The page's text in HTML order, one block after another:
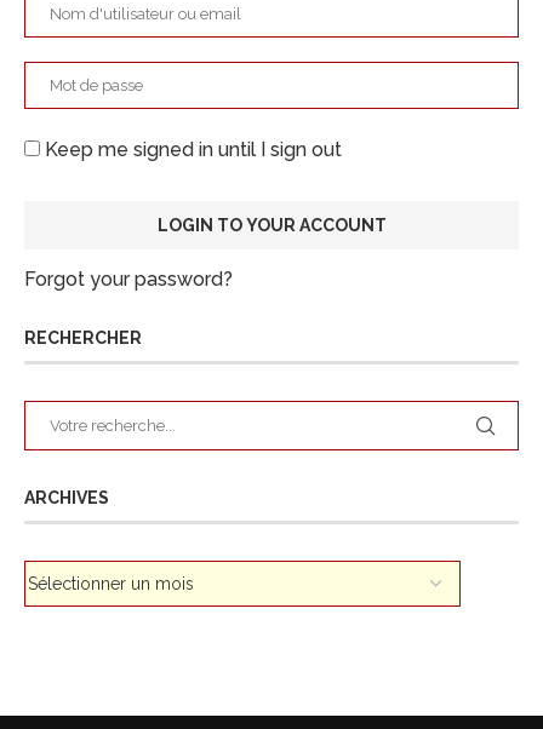
Keep me signed in until I sign out
Forgot your password?
RECHERCHER
ARCHIVES